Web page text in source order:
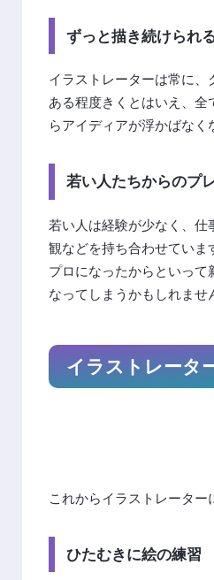
ずっと描き続けられ
イラストレーターは常に
ある程度きくとはいえ、
らアイディアが浮かばなく
若い人たちからのプ
若い人は経験が少なく、
観などを持ち合わせていま
プロになったからといって
なってしまうかもしれませ
イラストレータ
これからイラストレーター
ひたむきに絵の練習